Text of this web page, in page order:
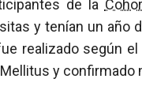
de la
y tenían un año
realizado según
y